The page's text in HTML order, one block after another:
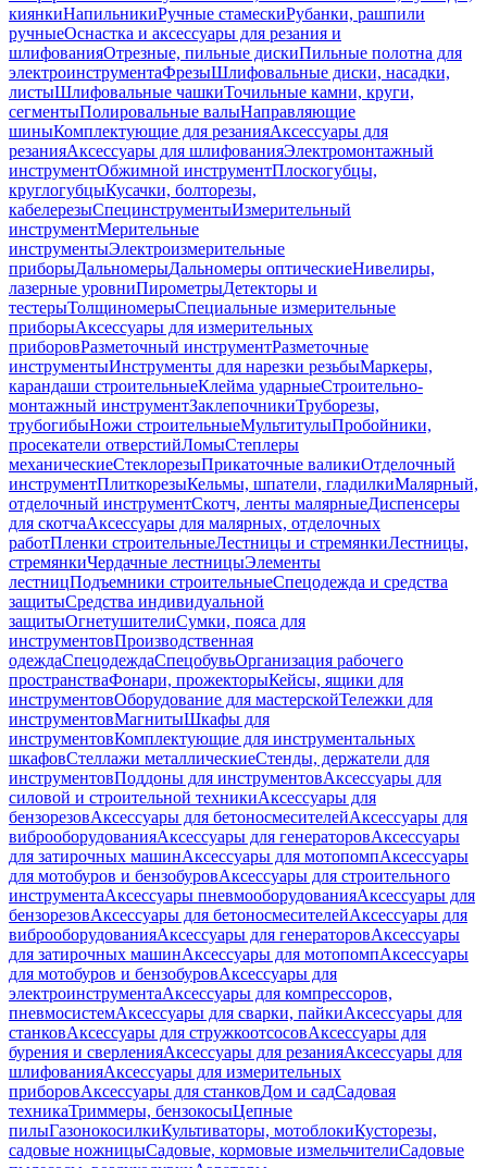
киянкиНапильникиРучные стамескиРубанки, рашпили
ручныеОснастка и аксессуары для резания и
шлифованияОтрезные, пильные дискиПильные полотна для
электроинструментаФрезыШлифовальные диски, насадки,
листыШлифовальные чашкиТочильные камни, круги,
сегментыПолировальные валыНаправляющие
шиныКомплектующие для резанияАксессуары для
резанияАксессуары для шлифованияЭлектромонтажный
инструментОбжимной инструментПлоскогубцы,
круглогубцыКусачки, болторезы,
кабелерезыСпецинструментыИзмерительный
инструментМерительные
инструментыЭлектроизмерительные
приборыДальномерыДальномеры оптическиеНивелиры,
лазерные уровниПирометрыДетекторы и
тестерыТолщиномерыСпециальные измерительные
приборыАксессуары для измерительных
приборовРазметочный инструментРазметочные
инструментыИнструменты для нарезки резьбыМаркеры,
карандаши строительныеКлейма ударныеСтроительно-
монтажный инструментЗаклепочникиТруборезы,
трубогибыНожи строительныеМультитулыПробойники,
просекатели отверстийЛомыСтеплеры
механическиеСтеклорезыПрикаточные валикиОтделочный
инструментПлиткорезыКельмы, шпатели, гладилкиМалярный,
отделочный инструментСкотч, ленты малярныеДиспенсеры
для скотчаАксессуары для малярных, отделочных
работПленки строительныеЛестницы и стремянкиЛестницы,
стремянкиЧердачные лестницыЭлементы
лестницПодъемники строительныеСпецодежда и средства
защитыСредства индивидуальной
защитыОгнетушителиСумки, пояса для
инструментовПроизводственная
одеждаСпецодеждаСпецобувьОрганизация рабочего
пространстваФонари, прожекторыКейсы, ящики для
инструментовОборудование для мастерскойТележки для
инструментовМагнитыШкафы для
инструментовКомплектующие для инструментальных
шкафовСтеллажи металлическиеСтенды, держатели для
инструментовПоддоны для инструментовАксессуары для
силовой и строительной техникиАксессуары для
бензорезовАксессуары для бетоносмесителейАксессуары для
виброоборудованияАксессуары для генераторовАксессуары
для затирочных машинАксессуары для мотопомпАксессуары
для мотобуров и бензобуровАксессуары для строительного
инструментаАксессуары пневмооборудованияАксессуары для
бензорезовАксессуары для бетоносмесителейАксессуары для
виброоборудованияАксессуары для генераторовАксессуары
для затирочных машинАксессуары для мотопомпАксессуары
для мотобуров и бензобуровАксессуары для
электроинструментаАксессуары для компрессоров,
пневмосистемАксессуары для сварки, пайкиАксессуары для
станковАксессуары для стружкоотсосовАксессуары для
бурения и сверленияАксессуары для резанияАксессуары для
шлифованияАксессуары для измерительных
приборовАксессуары для станковДом и садСадовая
техникаТриммеры, бензокосыЦепные
пилыГазонокосилкиКультиваторы, мотоблокиКусторезы,
садовые ножницыСадовые, кормовые измельчителиСадовые